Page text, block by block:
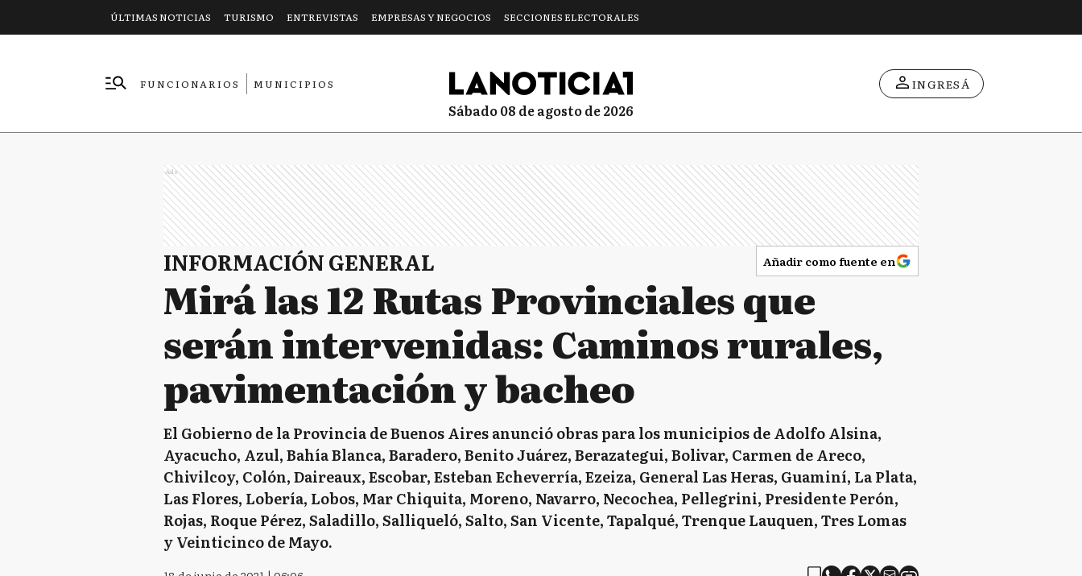
ÚLTIMAS NOTICIAS TURISMO ENTREVISTAS EMPRESAS Y NEGOCIOS SECCIONES ELECTORALES
FUNCIONARIOS
MUNICIPIOS
sábado 08 de agosto de 2026
INGRESÁ
Ads
INFORMACIÓN GENERAL Añadir como fuente en
Mirá las 12 Rutas Provinciales que
serán intervenidas: Caminos rurales,
pavimentación y bacheo
El Gobierno de la Provincia de Buenos Aires anunció obras para los municipios de Adolfo Alsina,
Ayacucho, Azul, Bahía Blanca, Baradero, Benito Juárez, Berazategui, Bolivar, Carmen de Areco,
Chivilcoy, Colón, Daireaux, Escobar, Esteban Echeverría, Ezeiza, General Las Heras, Guaminí, La Plata,
Las Flores, Lobería, Lobos, Mar Chiquita, Moreno, Navarro, Necochea, Pellegrini, Presidente Perón,
Rojas, Roque Pérez, Saladillo, Salliqueló, Salto, San Vicente, Tapalqué, Trenque Lauquen, Tres Lomas
y Veinticinco de Mayo.